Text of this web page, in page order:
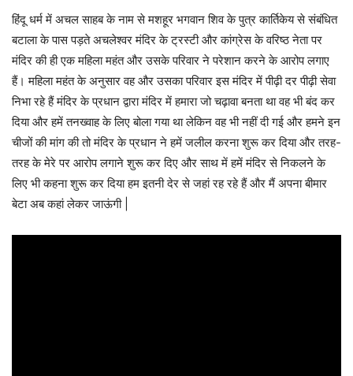
हिंदू धर्म में अचल साहब के नाम से मशहूर भगवान शिव के पुत्र कार्तिकेय से संबंधित
बटाला के पास पड़ते अचलेश्वर मंदिर के ट्रस्टी और कांग्रेस के वरिष्ठ नेता पर
मंदिर की ही एक महिला महंत और उसके परिवार ने परेशान करने के आरोप लगाए
हैं। महिला महंत के अनुसार वह और उसका परिवार इस मंदिर में पीढ़ी दर पीढ़ी सेवा
निभा रहे हैं मंदिर के प्रधान द्वारा मंदिर में हमारा जो चढ़ावा बनता था वह भी बंद कर
दिया और हमें तनख्वाह के लिए बोला गया था लेकिन वह भी नहीं दी गई और हमने इन
चीजों की मांग की तो मंदिर के प्रधान ने हमें जलील करना शुरू कर दिया और तरह-
तरह के मेरे पर आरोप लगाने शुरू कर दिए और साथ में हमें मंदिर से निकलने के
लिए भी कहना शुरू कर दिया हम इतनी देर से जहां रह रहे हैं और मैं अपना बीमार
बेटा अब कहां लेकर जाऊंगी |